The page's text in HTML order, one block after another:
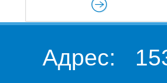
Адрес: